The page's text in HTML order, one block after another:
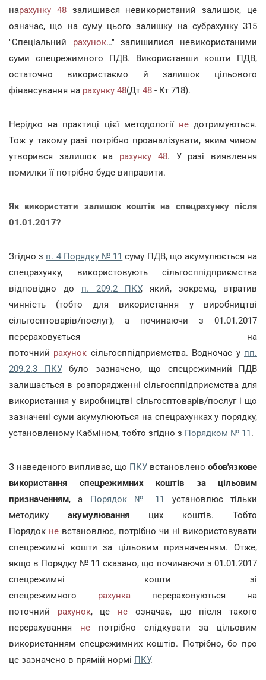
нарахунку 48залишився невикористаний залишок, це
означає, що на суму цього залишку на субрахунку 315
"Спеціальний рахунок…" залишилися невикористаними
суми спецрежимного ПДВ. Використавши кошти ПДВ,
остаточно використаємо й залишок цільового
фінансування на рахунку 48(Дт 48 - Кт 718).
Нерідко на практиці цієї методології недотримуються.
Тож у такому разі потрібно проаналізувати, яким чином
утворився залишок на рахунку 48. У разі виявлення
помилки її потрібно буде виправити.
Як використати залишок коштів на спецрахунку після
01.01.2017?
Згідно з п. 4 Порядку № 11 суму ПДВ, що акумулюється на
спецрахунку, використовують сільгосппідприємства
відповідно до п. 209.2 ПКУ, який, зокрема, втратив
чинність (тобто для використання у виробництві
сільгосптоварів/послуг), а починаючи з 01.01.2017
перераховується на
поточний рахунок сільгосппідприємства. Водночас у пп.
209.2.3 ПКУбуло зазначено, що спецрежимний ПДВ
залишається в розпорядженні сільгосппідприємства для
використання у виробництві сільгосптоварів/послуг і що
зазначені суми акумулюються на спецрахунках у порядку,
установленому Кабміном, тобто згідно з Порядком № 11.
З наведеного випливає, що ПКУ встановлено обов'язкове
використання спецрежимних коштів за цільовим
призначенням, а Порядок № 11
установлює тільки
методику акумулювання цих коштів. Тобто
Порядок не встановлює, потрібно чи ні використовувати
спецрежимні кошти за цільовим призначенням. Отже,
якщо в Порядку № 11 сказано, що починаючи з 01.01.2017
спецрежимні кошти зі
спецрежимного рахунка перераховуються на
поточний рахунок, це не означає, що після такого
перерахування не потрібно слідкувати за цільовим
використанням спецрежимних коштів. Потрібно, бо про
це зазначено в прямій нормі ПКУ.